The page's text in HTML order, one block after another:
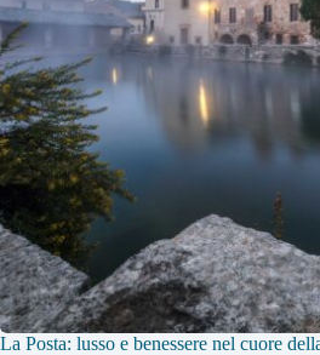
La Posta: lusso e benessere nel cuore